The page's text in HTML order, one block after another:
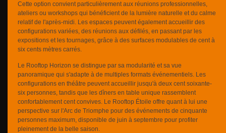
Cette option convient particulièrement aux réunions professionnelles,
ateliers ou workshops qui bénéficient de la lumière naturelle et du calme
relatif de l'après-midi. Les espaces peuvent également accueillir des
configurations variées, des réunions aux défilés, en passant par les
expositions et les tournages, grâce à des surfaces modulables de cent à
six cents mètres carrés.
Le Rooftop Horizon se distingue par sa modularité et sa vue
panoramique qui s'adapte à de multiples formats événementiels. Les
configurations en théâtre peuvent accueillir jusqu'à deux cent soixante-
six personnes, tandis que les dîners en table unique rassemblent
confortablement cent convives. Le Rooftop Étoile offre quant à lui une
perspective sur l'Arc de Triomphe pour des événements de cinquante
personnes maximum, disponible de juin à septembre pour profiter
pleinement de la belle saison.